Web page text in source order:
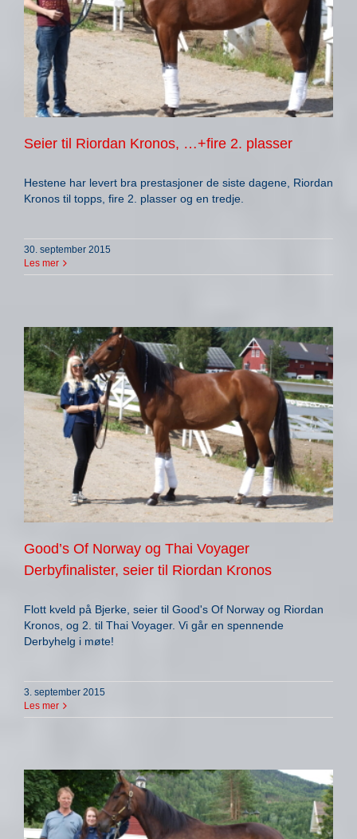
Seier til Riordan Kronos, …+fire 2. plasser
Hestene har levert bra prestasjoner de siste dagene, Riordan
Kronos til topps, fire 2. plasser og en tredje.
30. september 2015
Les mer
Good’s Of Norway og Thai Voyager
Derbyfinalister, seier til Riordan Kronos
Flott kveld på Bjerke, seier til Good's Of Norway og Riordan
Kronos, og 2. til Thai Voyager. Vi går en spennende
Derbyhelg i møte!
3. september 2015
Les mer